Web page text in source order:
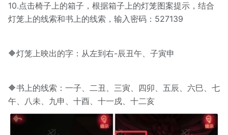
10.点击椅子上的箱子，根据箱子上的灯笼图案提示，结合
灯笼上的线索和书上的线索，输入密码：527139
🔶灯笼上映出的字：从左到右-辰丑午、子寅申
🔶书上的线索：一子、二丑、三寅、四卯、五辰、六巳、七
午、八未、九申、十酉、十一戍、十二亥